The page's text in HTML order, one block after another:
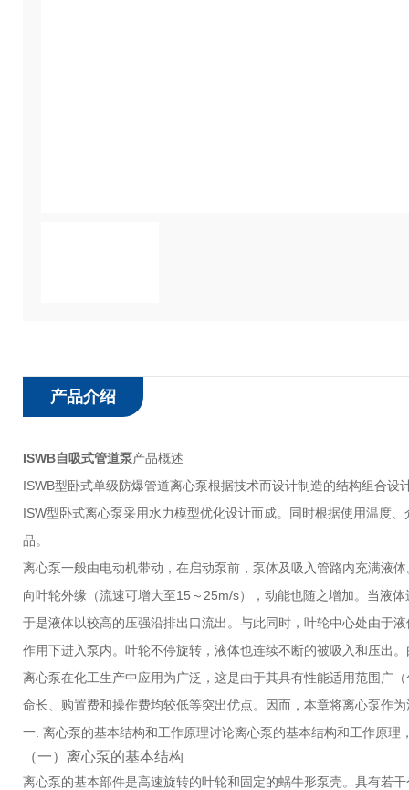
产品介绍
ISWB自吸式管道泵产品概述
ISWB型卧式单级防爆管道离心泵根据技术而设计制造的结构组合
ISW型卧式离心泵采用水力模型优化设计而成。同时根据使用温度
品。
离心泵一般由电动机带动，在启动泵前，泵体及吸入管路内充满液
向叶轮外缘（流速可增大至15～25m/s），动能也随之增加。当液
于是液体以较高的压强沿排出口流出。与此同时，叶轮中心处由于
作用下进入泵内。叶轮不停旋转，液体也连续不断的被吸入和压出
离心泵在化工生产中应用为广泛，这是由于其具有性能适用范围广
命长、购置费和操作费均较低等突出优点。因而，本章将离心泵作
一. 离心泵的基本结构和工作原理讨论离心泵的基本结构和工作原
（一）离心泵的基本结构
离心泵的基本部件是高速旋转的叶轮和固定的蜗牛形泵壳。具有若